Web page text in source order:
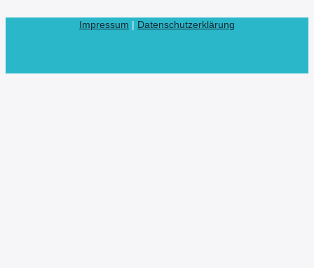
Impressum Datenschutzerklärung